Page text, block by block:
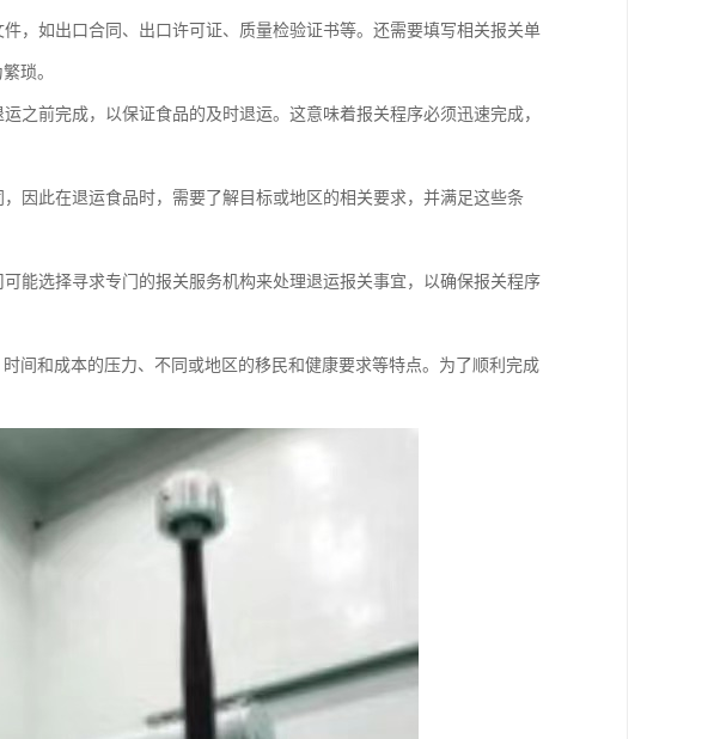
，如出口合同、出口许可证、质量检验证书等。还需要填写相关报关单
琐。
之前完成，以保证食品的及时退运。这意味着报关程序必须迅速完成，
因此在退运食品时，需要了解目标或地区的相关要求，并满足这些条
能选择寻求专门的报关服务机构来处理退运报关事宜，以确保报关程序
间和成本的压力、不同或地区的移民和健康要求等特点。为了顺利完成